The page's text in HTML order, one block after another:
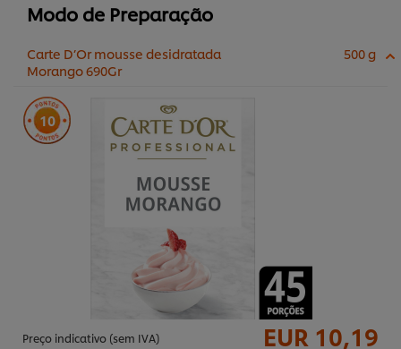
Modo de Preparação
Carte D’Or mousse desidratada
Morango 690Gr
500 g
10
Preço indicativo (sem IVA) EUR 10,19